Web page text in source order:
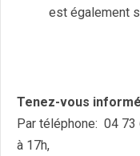
est également
Tenez-vous
Par téléphone: 04 73
à 17h,